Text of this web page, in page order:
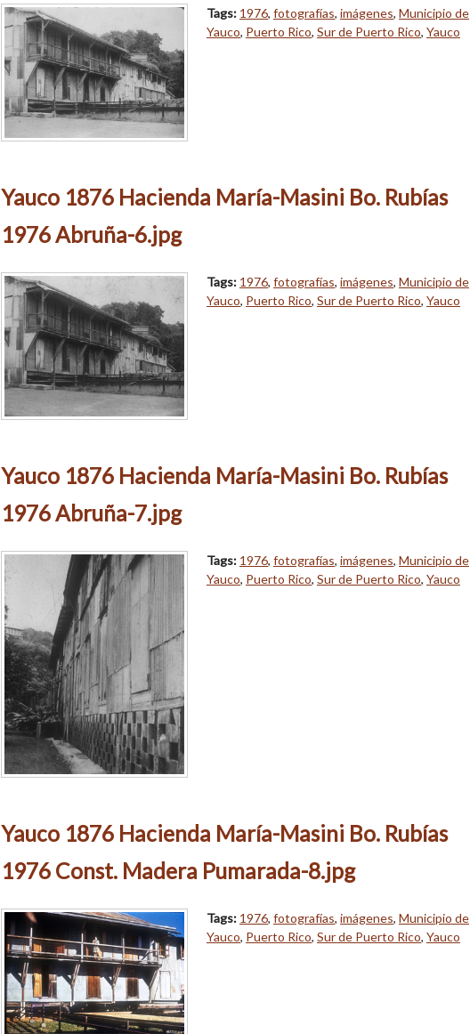
Tags: 1976, fotografías, imágenes, Municipio de
Yauco, Puerto Rico, Sur de Puerto Rico, Yauco
Yauco 1876 Hacienda María-Masini Bo. Rubías
1976 Abruña-6.jpg
Tags: 1976, fotografías, imágenes, Municipio de
Yauco, Puerto Rico, Sur de Puerto Rico, Yauco
Yauco 1876 Hacienda María-Masini Bo. Rubías
1976 Abruña-7.jpg
Tags: 1976, fotografías, imágenes, Municipio de
Yauco, Puerto Rico, Sur de Puerto Rico, Yauco
Yauco 1876 Hacienda María-Masini Bo. Rubías
1976 Const. Madera Pumarada-8.jpg
Tags: 1976, fotografías, imágenes, Municipio de
Yauco, Puerto Rico, Sur de Puerto Rico, Yauco